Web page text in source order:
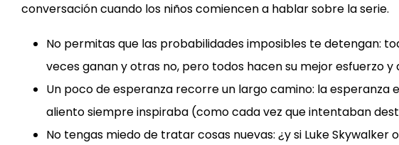
conversación cuando los niños comiencen a hablar sobre la serie.
No permitas que las probabilidades imposibles te detengan:
veces ganan y otras no, pero todos hacen su mejor esfuerzo
Un poco de esperanza recorre un largo camino: la esperanza
aliento siempre inspiraba (como cada vez que intentaban
No tengas miedo de tratar cosas nuevas: ¿y si Luke